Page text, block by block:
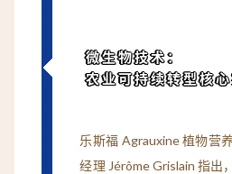
微生物技术：
农业可持续转型核
乐斯福 Agrauxine 植物营
经理 Jérôme Grislain 指出